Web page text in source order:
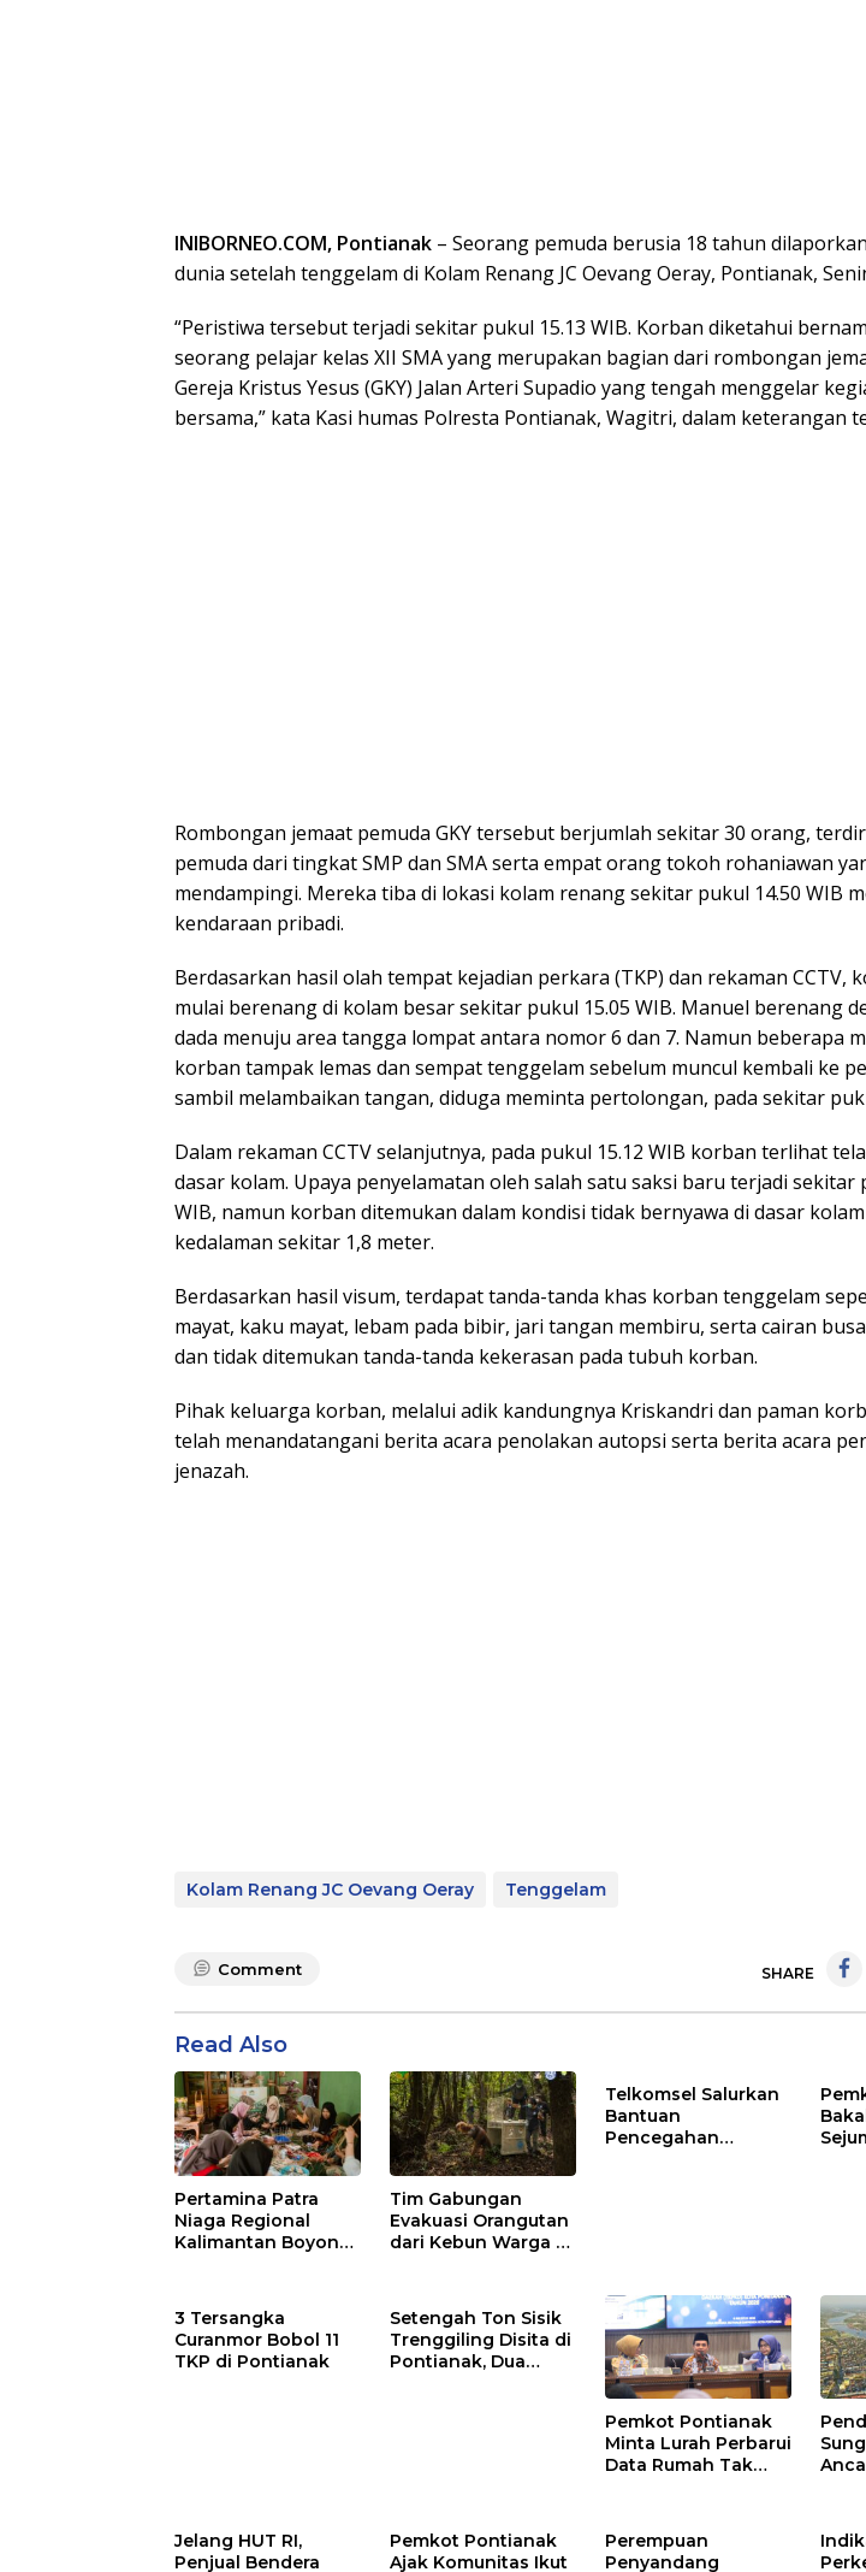
INIBORNEO.COM, Pontianak – Seorang pemuda berusia 18 tahun
dunia setelah tenggelam di Kolam Renang JC Oevang Oeray, Pontianak,
“Peristiwa tersebut terjadi sekitar pukul 15.13 WIB. Korban diketahui
seorang pelajar kelas XII SMA yang merupakan bagian dari rombongan
Gereja Kristus Yesus (GKY) Jalan Arteri Supadio yang tengah menggelar
bersama,” kata Kasi humas Polresta Pontianak, Wagitri, dalam keterangan
Rombongan jemaat pemuda GKY tersebut berjumlah sekitar 30 orang,
pemuda dari tingkat SMP dan SMA serta empat orang tokoh rohaniawan
mendampingi. Mereka tiba di lokasi kolam renang sekitar pukul 14.50 WIB
kendaraan pribadi.
Berdasarkan hasil olah tempat kejadian perkara (TKP) dan rekaman CCTV,
mulai berenang di kolam besar sekitar pukul 15.05 WIB. Manuel berenang
dada menuju area tangga lompat antara nomor 6 dan 7. Namun beberapa
korban tampak lemas dan sempat tenggelam sebelum muncul kembali ke
sambil melambaikan tangan, diduga meminta pertolongan, pada sekitar
Dalam rekaman CCTV selanjutnya, pada pukul 15.12 WIB korban terlihat
dasar kolam. Upaya penyelamatan oleh salah satu saksi baru terjadi sekitar
WIB, namun korban ditemukan dalam kondisi tidak bernyawa di dasar
kedalaman sekitar 1,8 meter.
Berdasarkan hasil visum, terdapat tanda-tanda khas korban tenggelam
mayat, kaku mayat, lebam pada bibir, jari tangan membiru, serta cairan
dan tidak ditemukan tanda-tanda kekerasan pada tubuh korban.
Pihak keluarga korban, melalui adik kandungnya Kriskandri dan paman
telah menandatangani berita acara penolakan autopsi serta berita acara
jenazah.
Kolam Renang JC Oevang Oeray Tenggelam
Comment SHARE
Read Also
Pertamina Patra
Niaga Regional
Kalimantan Boyong
Tim Gabungan
Evakuasi Orangutan
dari Kebun Warga di
Telkomsel Salurkan
Bantuan
Pencegahan
3 Tersangka
Curanmor Bobol 11
TKP di Pontianak
Setengah Ton Sisik
Trenggiling Disita di
Pontianak, Dua
Pemkot Pontianak
Minta Lurah Perbarui
Data Rumah Tak
Jelang HUT RI,
Penjual Bendera
Pemkot Pontianak
Ajak Komunitas Ikut
Perempuan
Penyandang